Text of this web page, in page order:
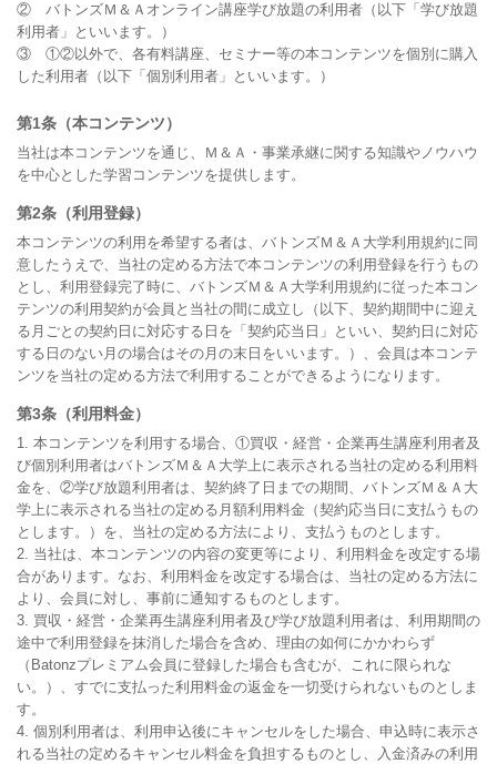
②　バトンズＭ＆Ａオンライン講座学び放題の利用者（以下「学び放題
利用者」といいます。）
③　①②以外で、各有料講座、セミナー等の本コンテンツを個別に購入
した利用者（以下「個別利用者」といいます。）
第1条（本コンテンツ）
当社は本コンテンツを通じ、Ｍ＆Ａ・事業承継に関する知識やノウハウ
を中心とした学習コンテンツを提供します。
第2条（利用登録）
本コンテンツの利用を希望する者は、バトンズＭ＆Ａ大学利用規約に同
意したうえで、当社の定める方法で本コンテンツの利用登録を行うもの
とし、利用登録完了時に、バトンズＭ＆Ａ大学利用規約に従った本コン
テンツの利用契約が会員と当社の間に成立し（以下、契約期間中に迎え
る月ごとの契約日に対応する日を「契約応当日」といい、契約日に対応
する日のない月の場合はその月の末日をいいます。）、会員は本コンテ
ンツを当社の定める方法で利用することができるようになります。
第3条（利用料金）
1. 本コンテンツを利用する場合、①買収・経営・企業再生講座利用者及
び個別利用者はバトンズＭ＆Ａ大学上に表示される当社の定める利用料
金を、②学び放題利用者は、契約終了日までの期間、バトンズＭ＆Ａ大
学上に表示される当社の定める月額利用料金（契約応当日に支払うもの
とします。）を、当社の定める方法により、支払うものとします。
2. 当社は、本コンテンツの内容の変更等により、利用料金を改定する場
合があります。なお、利用料金を改定する場合は、当社の定める方法に
より、会員に対し、事前に通知するものとします。
3. 買収・経営・企業再生講座利用者及び学び放題利用者は、利用期間の
途中で利用登録を抹消した場合を含め、理由の如何にかかわらず
（Batonzプレミアム会員に登録した場合も含むが、これに限られな
い。）、すでに支払った利用料金の返金を一切受けられないものとしま
す。
4. 個別利用者は、利用申込後にキャンセルをした場合、申込時に表示さ
れる当社の定めるキャンセル料金を負担するものとし、入金済みの利用